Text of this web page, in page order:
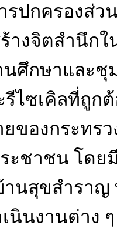
รปกครองส่ว
างจิตสำนึก
ศึกษาและชุ
ไซเคิลที่ถูก
ของกระทร
ะชาชน โด
านสุขสำรา
นินงานต่าง